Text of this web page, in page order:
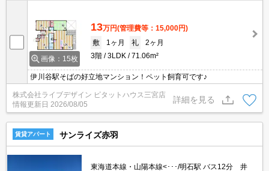
画像：15枚
13万円(管理費等：15,000円)
敷
1ヶ月 礼
2ヶ月
3階
3LDK 71.06m²
伊川谷駅そばの好立地マンション！ペット飼育可です♪
株式会社ライブデザイン ピタットハウス三宮店
情報更新日 2026/08/05
詳細を見る
賃貸アパート サンライズ赤羽
東海道本線・山陽本線<･･･/明石駅 バス12分 井